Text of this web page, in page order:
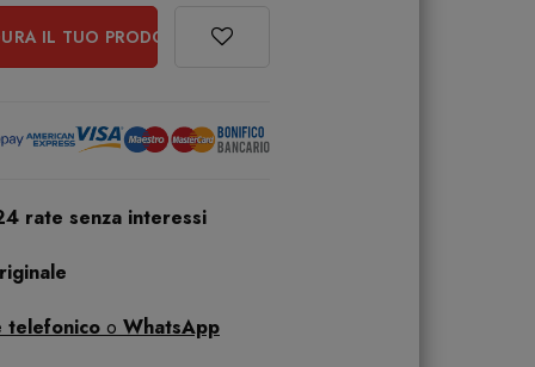
IL TUO PRODOTTO
rate senza interessi
telefonico o WhatsApp